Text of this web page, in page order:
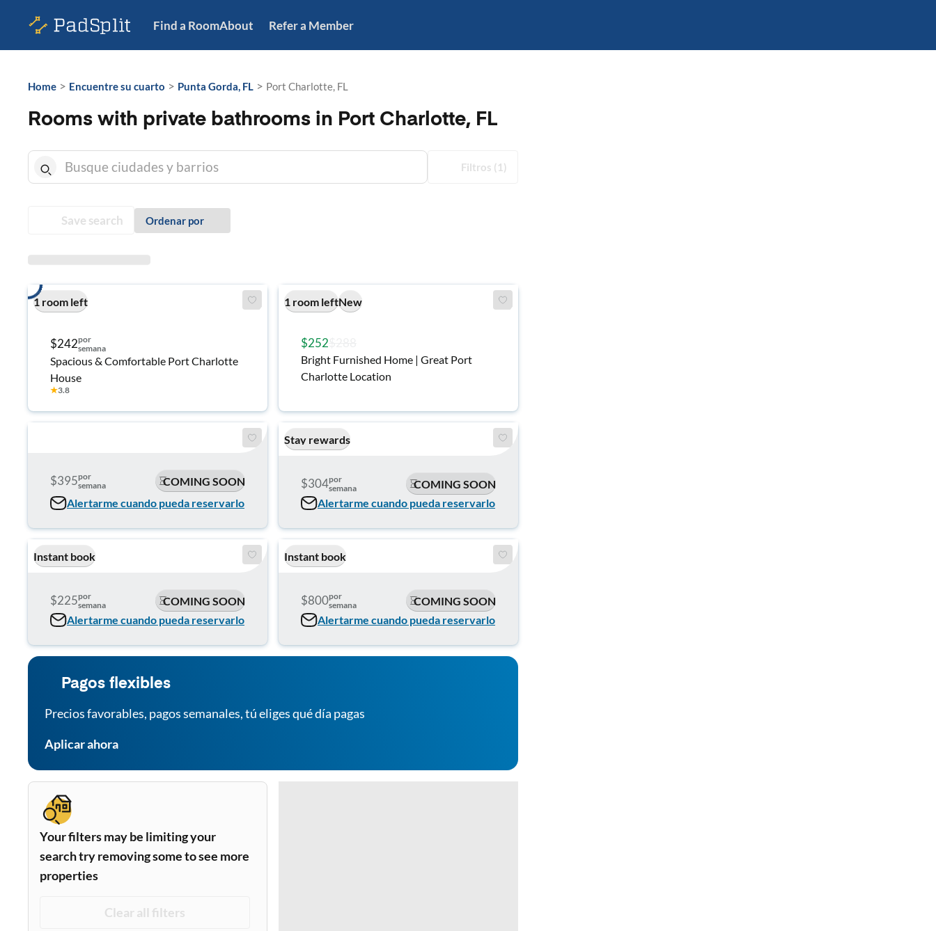
Find a RoomAbout Refer a Member
Home > Encuentre su cuarto > Punta Gorda, FL > Port Charlotte, FL
Rooms with private bathrooms in Port Charlotte, FL
Filtros (1)
Save search Ordenar por
1 room left
$242por
semana
Spacious & Comfortable Port Charlotte
House
★3.8
1 room leftNew
$252
Bright Furnished Home | Great Port
Charlotte Location
$395por
semana
COMING SOON
Alertarme cuando pueda reservarlo
Stay rewards
$304por
semana
COMING SOON
Alertarme cuando pueda reservarlo
Instant book
$225por
semana
COMING SOON
Alertarme cuando pueda reservarlo
Instant book
$800por
semana
COMING SOON
Alertarme cuando pueda reservarlo
Pagos flexibles
Precios favorables, pagos semanales, tú eliges qué día pagas
Aplicar ahora
Your filters may be limiting your
search try removing some to see more
properties
Clear all filters